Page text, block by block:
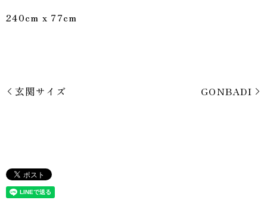
240cm x 77cm
玄関サイズ GONBADI